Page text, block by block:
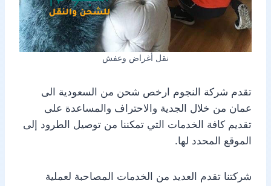
نقل أغراض وعفش
تقدم شركة النجوم ارخص شحن من السعودية الى
عمان من خلال الجدية والاحتراف والمساعدة على
تقديم كافة الخدمات التي تمكننا من توصيل الطرود إلى
الموقع المحدد لها.
شركتنا تقدم العديد من الخدمات المصاحبة لعملية